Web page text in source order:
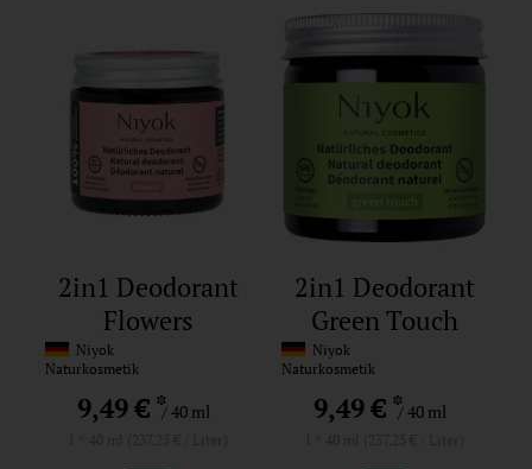
2in1 Deodorant
Flowers
Niyok
Naturkosmetik
9,49 €*/ 40 ml
2in1 Deodorant
Green Touch
Niyok
Naturkosmetik
9,49 €*/ 40 ml